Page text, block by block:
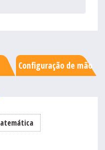
Configuração de mão